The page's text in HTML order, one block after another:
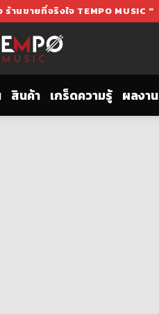
านขายที่จริงใจ TEMPO MUSIC "
สินค้า เกร็ดความรู้ ผลงาน